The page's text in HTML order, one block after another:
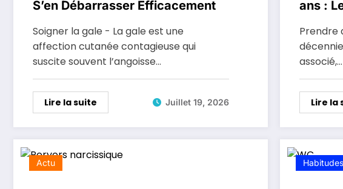
S’en Débarrasser Efficacement
Soigner la gale - La gale est une
affection cutanée contagieuse qui
suscite souvent l’angoisse…
Lire la suite Juillet 19, 2026
ans :
Prendre
associé,…
Lire la
Actu